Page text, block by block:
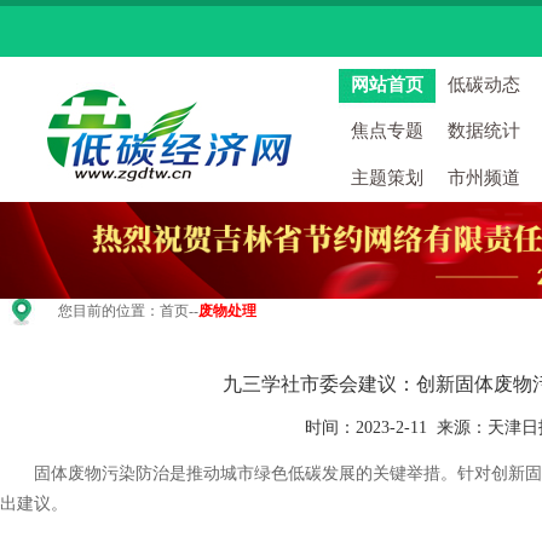
网站首页 低碳动态
焦点专题 数据统计
主题策划 市州频道
您目前的位置： 首页--废物处理
九三学社市委会建议：创新固体废物
时间：2023-2-11 来源：天津
固体废物污染防治是推动城市绿色低碳发展的关键举措。针对创新
出建议。